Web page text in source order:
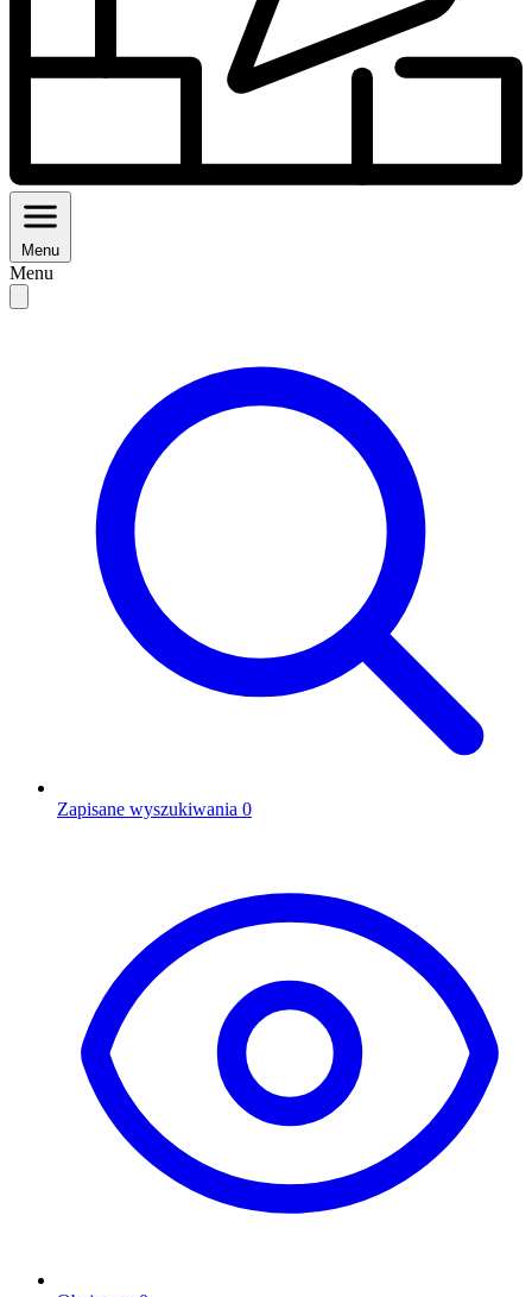
Menu
Menu
Zapisane wyszukiwania 0